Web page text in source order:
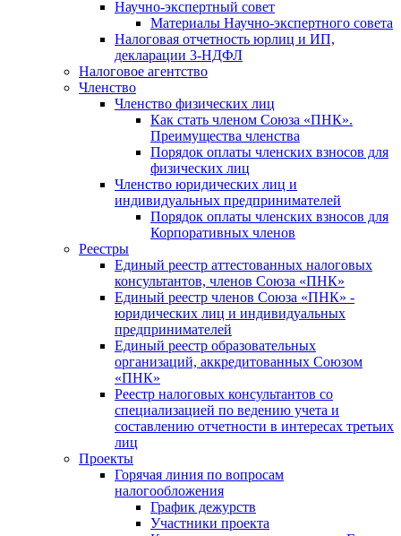
Научно-экспертный совет
Материалы Научно-экспертного совета
Налоговая отчетность юрлиц и ИП,
декларации 3-НДФЛ
Налоговое агентство
Членство
Членство физических лиц
Как стать членом Союза «ПНК».
Преимущества членства
Порядок оплаты членских взносов для
физических лиц
Членство юридических лиц и
индивидуальных предпринимателей
Порядок оплаты членских взносов для
Корпоративных членов
Реестры
Единый реестр аттестованных налоговых
консультантов, членов Союза «ПНК»
Единый реестр членов Союза «ПНК» -
юридических лиц и индивидуальных
предпринимателей
Единый реестр образовательных
организаций, аккредитованных Союзом
«ПНК»
Реестр налоговых консультантов со
специализацией по ведению учета и
составлению отчетности в интересах третьих
лиц
Проекты
Горячая линия по вопросам
налогообложения
График дежурств
Участники проекта